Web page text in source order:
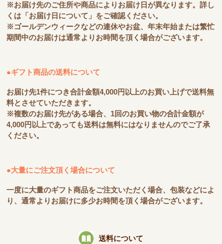
※お届け先のご住所や商品によりお届け日が異なります。詳し
くは「お届け日について」をご確認ください。
※ゴールデンウィークなどの連休やお盆、年末年始または繁忙
期間中のお届けは通常よりお時間を頂く場合がございます。
●ギフト商品の送料について
お届け先1件につき合計金額4,000円以上のお買い上げで送料無
料とさせていただきます。
※複数のお届け先がある場合、1回のお買い物の合計金額が
4,000円以上であっても送料は無料にはなりませんのでご了承
ください。
●大量にご注文頂く場合について
一度に大量のギフト商品をご注文いただく場合、包装などによ
り、通常よりお届けに多少お時間を頂く場合がございます。
送料について